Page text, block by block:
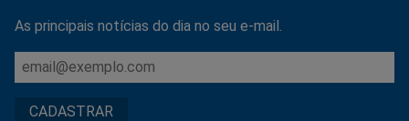
As principais notícias do dia no seu e-mail.